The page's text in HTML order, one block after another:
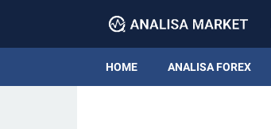
HOME ANALISA FOREX